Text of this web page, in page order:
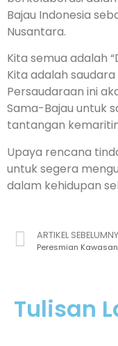
Bajau Indonesia
Nusantara.
Kita semua adalah
Kita adalah
Persaudaraan ini
Sama-Bajau untuk
tantangan
Upaya rencana
untuk segera
dalam kehidupan
ARTIKEL
Tulisan